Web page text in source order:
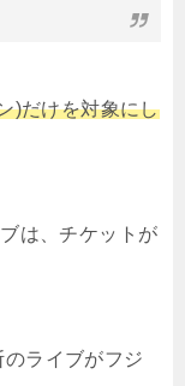
)だけを対象にし
は、チケットが
ライブがフジ